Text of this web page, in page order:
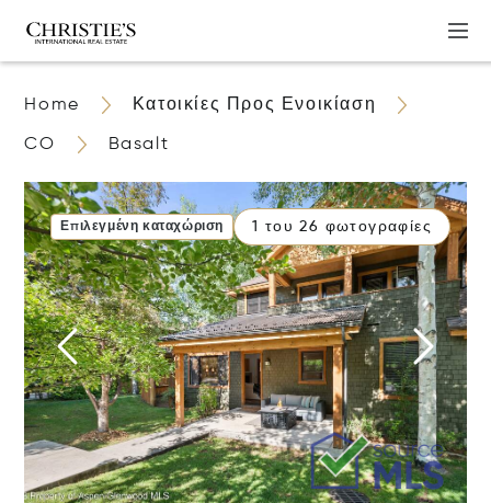
Home Κατοικίες Προς Ενοικίαση
CO Basalt
Επιλεγμένη καταχώριση 1 του 26 φωτογραφίες